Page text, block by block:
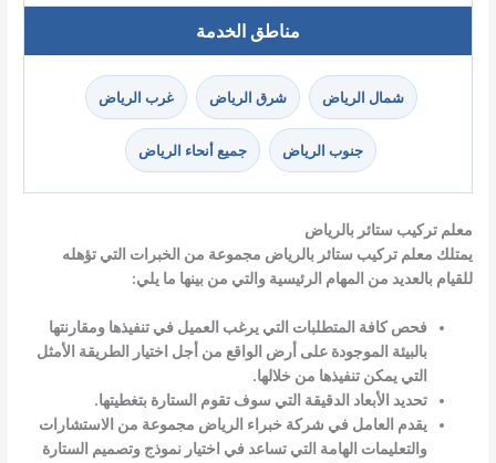
مناطق الخدمة
شمال الرياض شرق الرياض غرب الرياض
جنوب الرياض جميع أنحاء الرياض
معلم تركيب ستائر بالرياض
يمتلك معلم تركيب ستائر بالرياض مجموعة من الخبرات التي تؤهله
للقيام بالعديد من المهام الرئيسية والتي من بينها ما يلي:
فحص كافة المتطلبات التي يرغب العميل في تنفيذها ومقارنتها
بالبيئة الموجودة على أرض الواقع من أجل اختيار الطريقة الأمثل
التي يمكن تنفيذها من خلالها.
تحديد الأبعاد الدقيقة التي سوف تقوم الستارة بتغطيتها.
يقدم العامل في شركة خبراء الرياض مجموعة من الاستشارات
والتعليمات الهامة التي تساعد في اختيار نموذج وتصميم الستارة